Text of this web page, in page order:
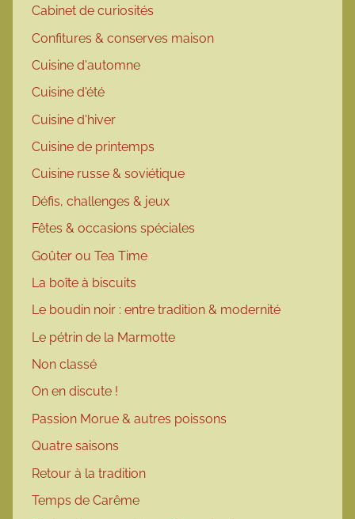
Cabinet de curiosités
Confitures & conserves maison
Cuisine d'automne
Cuisine d'été
Cuisine d'hiver
Cuisine de printemps
Cuisine russe & soviétique
Défis, challenges & jeux
Fêtes & occasions spéciales
Goûter ou Tea Time
La boîte à biscuits
Le boudin noir : entre tradition & modernité
Le pétrin de la Marmotte
Non classé
On en discute !
Passion Morue & autres poissons
Quatre saisons
Retour à la tradition
Temps de Carême